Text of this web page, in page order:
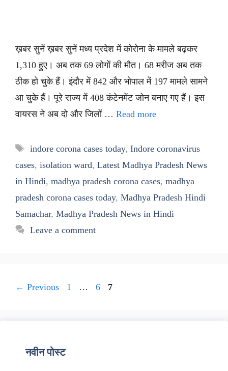
ख़बर सुनें ख़बर सुनें मध्य प्रदेश में कोरोना के मामले बढ़कर
1,310 हुए। अब तक 69 लोगों की मौत। 68 मरीज अब तक
ठीक हो चुके हैं। इंदौर में 842 और भोपाल में 197 मामले सामने
आ चुके हैं। पूरे राज्य में 408 कंटेनमेंट जोन बनाए गए हैं। इस
वायरस ने अब दो और जिलों … Read more
Tags
indore corona cases today, Indore coronavirus
cases, isolation ward, Latest Madhya Pradesh News
in Hindi, madhya pradesh corona cases, madhya
pradesh corona cases today, Madhya Pradesh Hindi
Samachar, Madhya Pradesh News in Hindi
Leave a comment
← Previous Page
1 … Page
6 Page
7
नवीन पोस्ट